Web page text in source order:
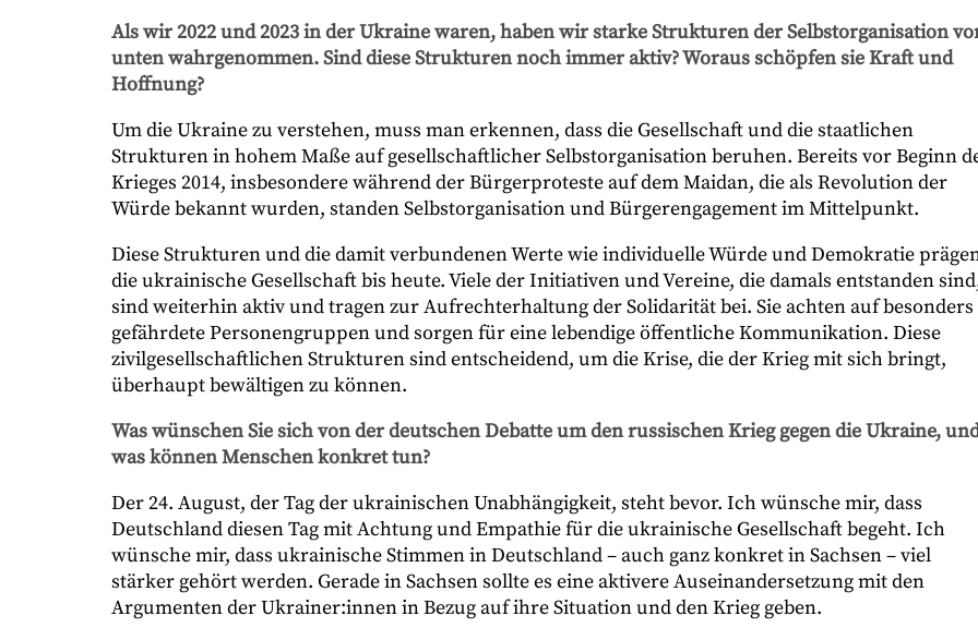
Als wir 2022 und 2023 in der Ukraine waren, haben wir starke Strukturen der Selbstorganisation
unten wahrgenommen. Sind diese Strukturen noch immer aktiv? Woraus schöpfen sie Kraft und
Hoffnung?
Um die Ukraine zu verstehen, muss man erkennen, dass die Gesellschaft und die staatlichen
Strukturen in hohem Maße auf gesellschaftlicher Selbstorganisation beruhen. Bereits vor Beginn
Krieges 2014, insbesondere während der Bürgerproteste auf dem Maidan, die als Revolution der
Würde bekannt wurden, standen Selbstorganisation und Bürgerengagement im Mittelpunkt.
Diese Strukturen und die damit verbundenen Werte wie individuelle Würde und Demokratie
die ukrainische Gesellschaft bis heute. Viele der Initiativen und Vereine, die damals entstanden
sind weiterhin aktiv und tragen zur Aufrechterhaltung der Solidarität bei. Sie achten auf besonders
gefährdete Personengruppen und sorgen für eine lebendige öffentliche Kommunikation. Diese
zivilgesellschaftlichen Strukturen sind entscheidend, um die Krise, die der Krieg mit sich bringt,
überhaupt bewältigen zu können.
Was wünschen Sie sich von der deutschen Debatte um den russischen Krieg gegen die Ukraine,
was können Menschen konkret tun?
Der 24. August, der Tag der ukrainischen Unabhängigkeit, steht bevor. Ich wünsche mir, dass
Deutschland diesen Tag mit Achtung und Empathie für die ukrainische Gesellschaft begeht. Ich
wünsche mir, dass ukrainische Stimmen in Deutschland – auch ganz konkret in Sachsen – viel
stärker gehört werden. Gerade in Sachsen sollte es eine aktivere Auseinandersetzung mit den
Argumenten der Ukrainer:innen in Bezug auf ihre Situation und den Krieg geben.